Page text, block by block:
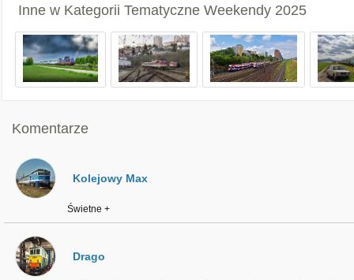
Inne w Kategorii Tematyczne Weekendy 2025
Komentarze
Kolejowy Max
Świetne +
Drago